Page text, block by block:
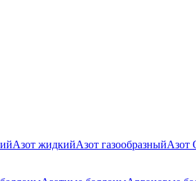
Азот жидкийАзот газообразныйАзот